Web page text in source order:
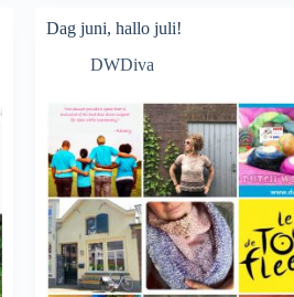
de
Dag juni, hallo juli!
DWDiva